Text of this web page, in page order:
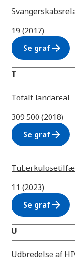
19 (2017)
Se grafarrow_forward
T
Totalt landareal
309 500 (2018)
Se grafarrow_forward
11 (2023)
Se grafarrow_forward
U
Udbredelse af